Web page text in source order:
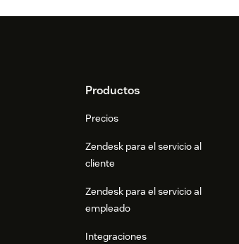
FooterProductos
Precios
Zendesk para el servicio al
cliente
Zendesk para el servicio al
empleado
Integraciones